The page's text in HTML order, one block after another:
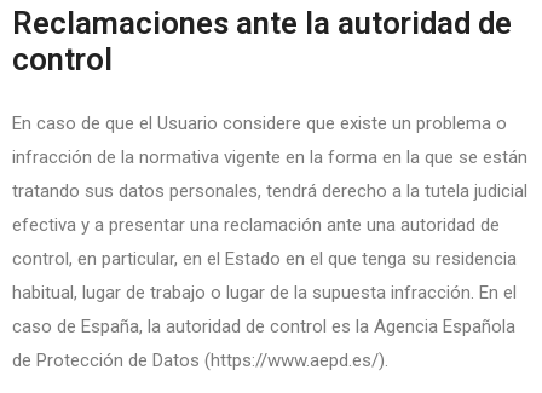
Reclamaciones ante la autoridad de
control
En caso de que el Usuario considere que existe un problema o
infracción de la normativa vigente en la forma en la que se están
tratando sus datos personales, tendrá derecho a la tutela judicial
efectiva y a presentar una reclamación ante una autoridad de
control, en particular, en el Estado en el que tenga su residencia
habitual, lugar de trabajo o lugar de la supuesta infracción. En el
caso de España, la autoridad de control es la Agencia Española
de Protección de Datos (https://www.aepd.es/).